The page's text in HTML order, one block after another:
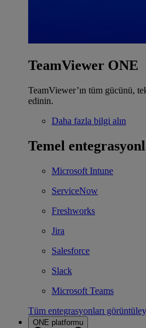
TeamViewer ONE
TeamViewer’ın tüm gücünü,
edinin.
Daha fazla bilgi alın
Temel
Microsoft Intune
ServiceNow
Freshworks
Jira
Salesforce
Slack
Microsoft Teams
Tüm entegrasyonları
ONE platformu